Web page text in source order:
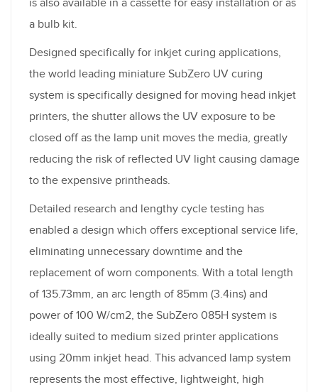
a bulb kit.
Designed specifically for inkjet curing applications,
the world leading miniature SubZero UV curing
system is specifically designed for moving head inkjet
printers, the shutter allows the UV exposure to be
closed off as the lamp unit moves the media, greatly
reducing the risk of reflected UV light causing damage
to the expensive printheads.
Detailed research and lengthy cycle testing has
enabled a design which offers exceptional service life,
eliminating unnecessary downtime and the
replacement of worn components. With a total length
of 135.73mm, an arc length of 85mm (3.4ins) and
power of 100 W/cm2, the SubZero 085H system is
ideally suited to medium sized printer applications
using 20mm inkjet head. This advanced lamp system
represents the most effective, lightweight, high